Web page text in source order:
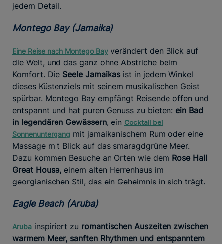
jedem Detail.
Montego Bay (Jamaika)
Eine Reise nach Montego Bay verändert den Blick auf
die Welt, und das ganz ohne Abstriche beim
Komfort. Die Seele Jamaikas ist in jedem Winkel
dieses Küstenziels mit seinem musikalischen Geist
spürbar. Montego Bay empfängt Reisende offen und
entspannt und hat puren Genuss zu bieten: ein Bad
in legendären Gewässern, ein Cocktail bei
Sonnenuntergang mit jamaikanischem Rum oder eine
Massage mit Blick auf das smaragdgrüne Meer.
Dazu kommen Besuche an Orten wie dem Rose Hall
Great House, einem alten Herrenhaus im
georgianischen Stil, das ein Geheimnis in sich trägt.
Eagle Beach (Aruba)
Aruba inspiriert zu romantischen Auszeiten zwischen
warmem Meer, sanften Rhythmen und entspanntem